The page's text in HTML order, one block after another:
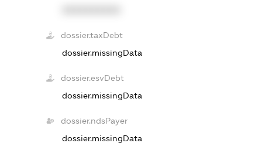
dossier.taxDebt
dossier.missingData
dossier.esvDebt
dossier.missingData
dossier.ndsPayer
dossier.missingData